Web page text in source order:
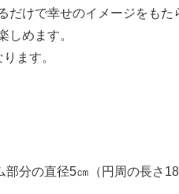
だけで幸せのイメージをも
しめます。
ます。
分の直径5㎝（円周の長さ18